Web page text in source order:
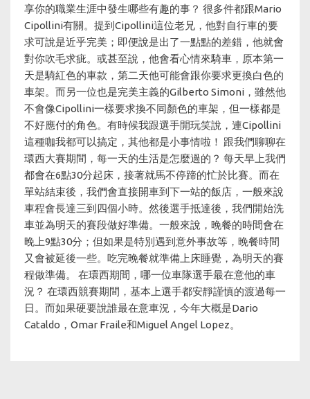
享你的職業生涯中發生哪些有趣的事？ 很多件都跟Mario
Cipollini有關。提到Cipollini這位老兄，他對自行車的要
求可說是近乎完美；即便說是出了一點點的差錯，他就會
對你吹毛求疵。或甚至說，他會看心情來騎車，原本第一
天是騎紅色的車款，第二天他可能會跟你要求更換白色的
車架。而另一位也是完美主義的Gilberto Simoni，雖然他
不會像Cipollini一樣要求換不同顏色的車架，但一樣都是
不好應付的角色。有時候我跟選手開玩笑說，連Cipollini
這種咖我都可以搞定，其他都是小事情啦！ 跟我們聊聊在
環西大賽期間，每一天的生活是怎麼過的？ 每天早上我們
都會在6點30分起床，接著就馬不停蹄的忙於比賽。而在
單站結束後，我們會直接開車到下一站的飯店，一般來說
車程會長達三到四個小時。然後選手抵達後，我們開始洗
車並為明天的賽段做好準備。一般來說，晚餐的時間會在
晚上9點30分；但如果是特別遇到意外事故等，晚餐時間
又會被延後一些。吃完晚餐就準備上床睡覺，為明天的賽
程做準備。 在環西期間，哪一位車隊選手最在意他的車
況？ 在環西競賽期間，基本上選手都安靜謹慎的渡過每一
日。而如果硬要說誰最在意車況，今年大概是Dario
Cataldo，Omar Fraile和Miguel Angel Lopez。